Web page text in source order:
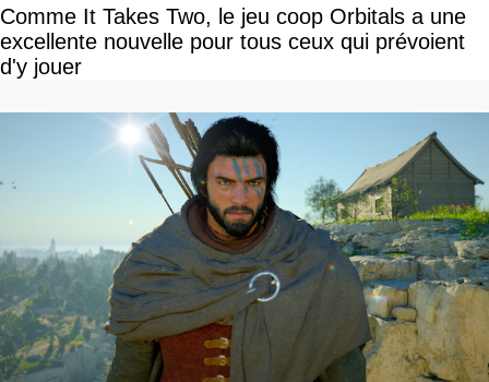
Comme It Takes Two, le jeu coop Orbitals a une
excellente nouvelle pour tous ceux qui prévoient
d'y jouer